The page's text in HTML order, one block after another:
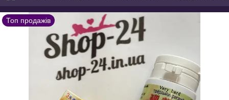
Топ продажів